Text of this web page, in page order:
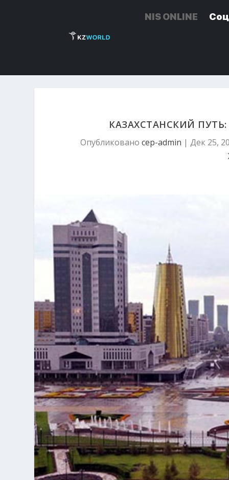
NIS ONLINE
NIS ONLINE
КАЗАХСТАНСКИЙ
Опубликованоcep-admin |Дек 25,